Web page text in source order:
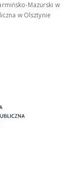
Mazurski w
w Olsztynie